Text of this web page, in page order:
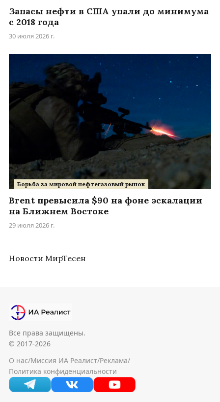
Запасы нефти в США упали до минимума
с 2018 года
30 июля 2026 г.
Борьба за мировой нефтегазовый рынок
Brent превысила $90 на фоне эскалации
на Ближнем Востоке
29 июля 2026 г.
Новости МирТесен
Все права защищены.
© 2017-2026
О нас/Миссия ИА Реалист/Реклама/
Политика конфиденциальности